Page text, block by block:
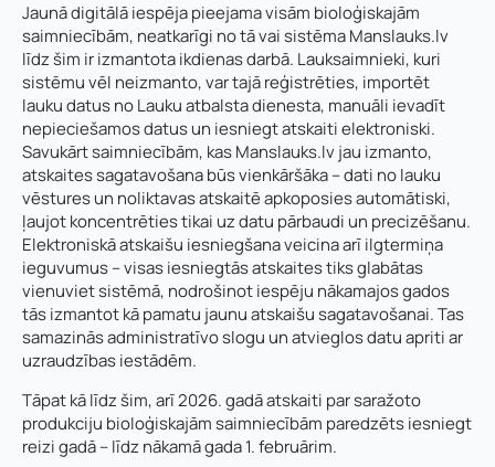
Jaunā digitālā iespēja pieejama visām bioloģiskajām
saimniecībām, neatkarīgi no tā vai sistēma Manslauks.lv
līdz šim ir izmantota ikdienas darbā. Lauksaimnieki, kuri
sistēmu vēl neizmanto, var tajā reģistrēties, importēt
lauku datus no Lauku atbalsta dienesta, manuāli ievadīt
nepieciešamos datus un iesniegt atskaiti elektroniski.
Savukārt saimniecībām, kas Manslauks.lv jau izmanto,
atskaites sagatavošana būs vienkāršāka – dati no lauku
vēstures un noliktavas atskaitē apkoposies automātiski,
ļaujot koncentrēties tikai uz datu pārbaudi un precizēšanu.
Elektroniskā atskaišu iesniegšana veicina arī ilgtermiņa
ieguvumus – visas iesniegtās atskaites tiks glabātas
vienuviet sistēmā, nodrošinot iespēju nākamajos gados
tās izmantot kā pamatu jaunu atskaišu sagatavošanai. Tas
samazinās administratīvo slogu un atvieglos datu apriti ar
uzraudzības iestādēm.
Tāpat kā līdz šim, arī 2026. gadā atskaiti par saražoto
produkciju bioloģiskajām saimniecībām paredzēts iesniegt
reizi gadā – līdz nākamā gada 1. februārim.
Vārds*
Vārds, uzvārds*
Uzņēmuma reģistrācijas numurs:
E-pasta adrese:*